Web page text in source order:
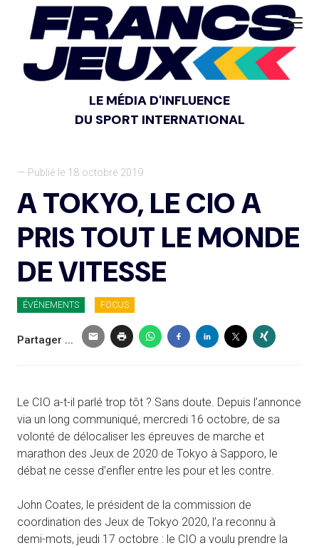
LE MÉDIA D'INFLUENCE
DU SPORT INTERNATIONAL
— Publié le 18 octobre 2019
A TOKYO, LE CIO A
PRIS TOUT LE MONDE
DE VITESSE
ÉVÉNEMENTS FOCUS
Partager ...
Le CIO a-t-il parlé trop tôt ? Sans doute. Depuis l’annonce
via un long communiqué, mercredi 16 octobre, de sa
volonté de délocaliser les épreuves de marche et
marathon des Jeux de 2020 de Tokyo à Sapporo, le
débat ne cesse d’enfler entre les pour et les contre.
John Coates, le président de la commission de
coordination des Jeux de Tokyo 2020, l’a reconnu à
demi-mots, jeudi 17 octobre : le CIO a voulu prendre la